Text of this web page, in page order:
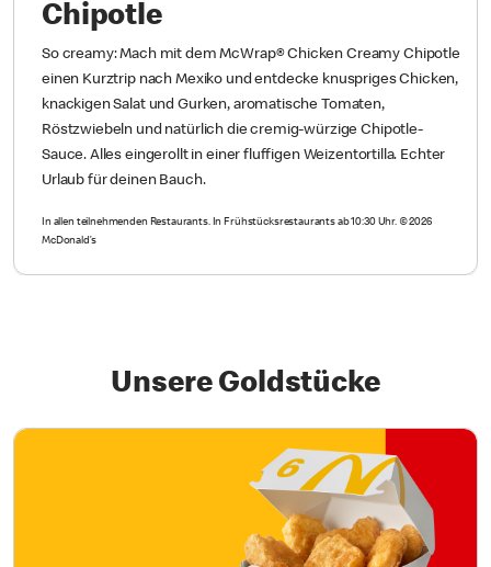
Chipotle
So creamy: Mach mit dem McWrap® Chicken Creamy Chipotle
einen Kurztrip nach Mexiko und entdecke knuspriges Chicken,
knackigen Salat und Gurken, aromatische Tomaten,
Röstzwiebeln und natürlich die cremig-würzige Chipotle-
Sauce. Alles eingerollt in einer fluffigen Weizentortilla. Echter
Urlaub für deinen Bauch.
In allen teilnehmenden Restaurants. In Frühstücksrestaurants ab 10:30 Uhr. © 2026
McDonald’s
Unsere Goldstücke